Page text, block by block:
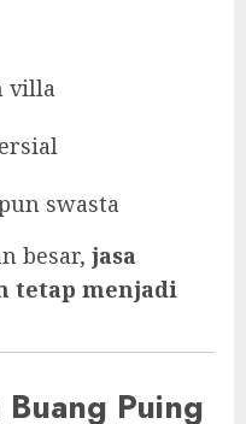
villa
swasta
besar, jasa
tetap menjadi
Puing